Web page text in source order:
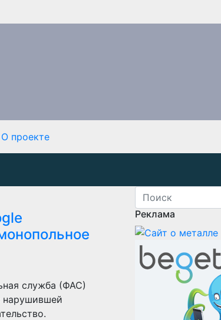
О проекте
служба (ФАС)
нарушившей
Реклама